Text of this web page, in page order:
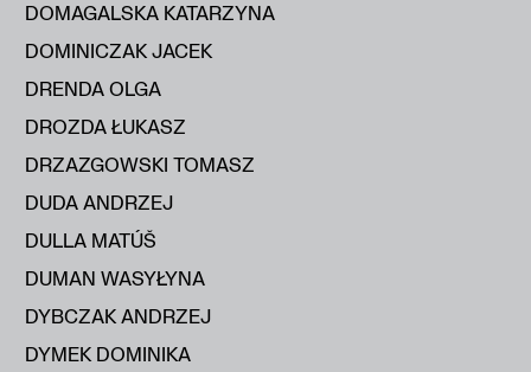
DOMAGALSKA KATARZYNA
DOMINICZAK JACEK
DRENDA OLGA
DROZDA ŁUKASZ
DRZAZGOWSKI TOMASZ
DUDA ANDRZEJ
DULLA MATÚŠ
DUMAN WASYŁYNA
DYBCZAK ANDRZEJ
DYMEK DOMINIKA